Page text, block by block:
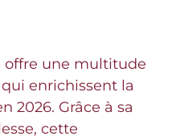
offre une multitude
enrichissent la
2026. Grâce à sa
cette